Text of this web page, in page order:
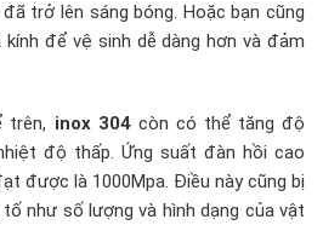
trở lên sáng bóng. Hoặc bạn cũng
để vệ sinh dễ dàng hơn và đảm
trên, inox 304còn có thể tăng độ
độ thấp. Ứng suất đàn hồi cao
được là 1000Mpa. Điều này cũng bị
như số lượng và hình dạng của vật